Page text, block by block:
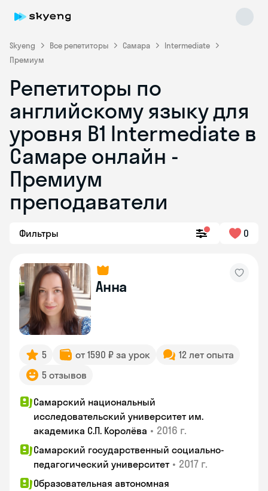
Skyeng Все репетиторы Самара
Intermediate
Премиум
Репетиторы по
английскому языку для
уровня B1 Intermediate в
Самаре онлайн -
Премиум
преподаватели
Фильтры 0
Анна
5 от 1590 ₽ за урок
12 лет опыта
5 отзывов
Самарский национальный
исследовательский университет им.
академика С.П. Королёва • 2016 г.
Самарский государственный социально-
педагогический университет • 2017 г.
Образовательная автономная
Skyeng Chat